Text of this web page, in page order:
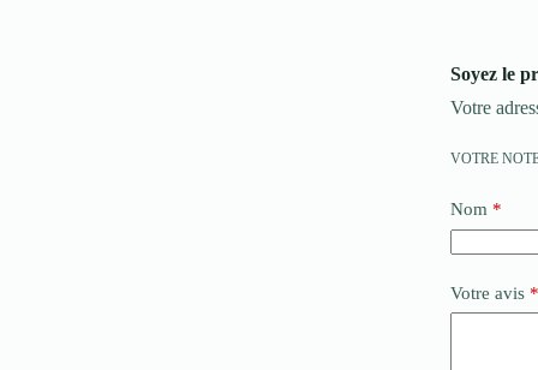
Soyez le
Votre
VOTRE
Nom *
Votre avis *